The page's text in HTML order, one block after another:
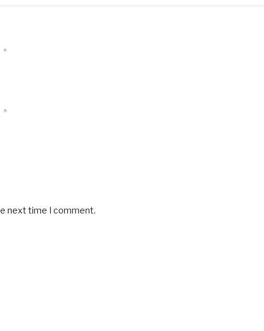
*
*
next time I comment.